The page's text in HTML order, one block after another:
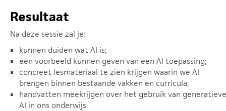
Resultaat
Na deze sessie zal je:
kunnen duiden wat AI is;
een voorbeeld kunnen geven van een AI toepassing;
concreet lesmateriaal te zien krijgen waarin we AI
brengen binnen bestaande vakken en curricula;
handvatten meekrijgen over het gebruik van generatieve
AI in ons onderwijs.